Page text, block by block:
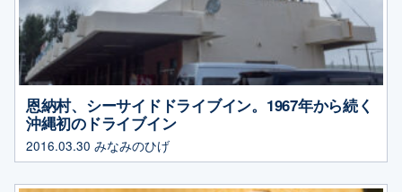
恩納村、シーサイドドライブイン。1967年から続く
沖縄初のドライブイン
2016.03.30 みなみのひげ